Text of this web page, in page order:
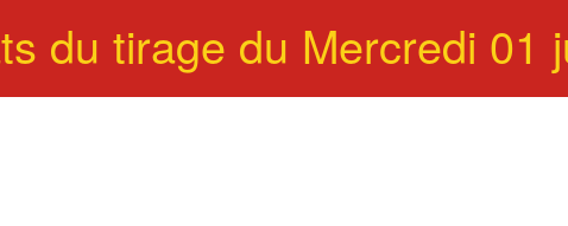
du tirage du Mercredi 01